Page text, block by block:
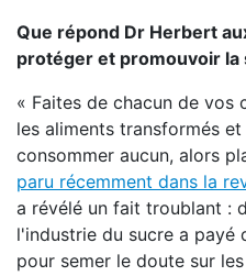
Que répond Dr Herbert
protéger et promouvoir la
« Faites de chacun de vos
les aliments transformés
consommer aucun, alors
paru récemment dans la
a révélé un fait troublant :
l'industrie du sucre a payé
pour semer le doute sur